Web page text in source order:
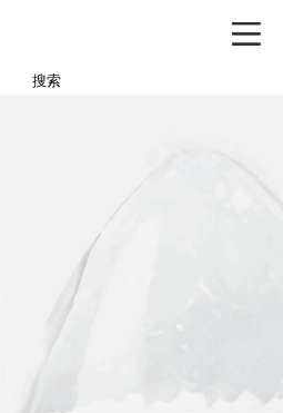
搜索